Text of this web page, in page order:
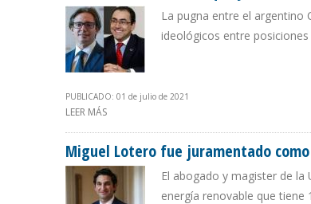
La pugna entre el argentino
ideológicos entre
PUBLICADO: 01 de julio de 2021
LEER MÁS
Miguel Lotero fue juramentado
El abogado y magister de
energía renovable que